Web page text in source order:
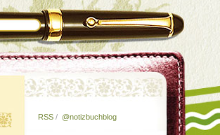
RSS / @notizbuchblog